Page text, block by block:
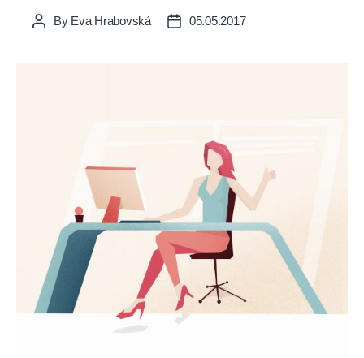
PostBy Eva Hrabovská
Post05.05.2017